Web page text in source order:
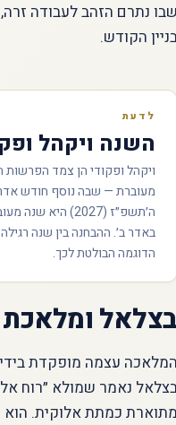
שבו נתרם הזהב לעבודה
הקודש.
לדעת
השנה ויקהל
ויקהל ופקודי הן צמד הפרשות
מעוברת — שבה נוסף חודש
ה׳תשפ״ז (2027)
באדר ב׳. ההבחנה בין שנה
הדוגמה הבולטת לכך.
בצלאל
המלאכה עצמה מופקדת
נאמר שמולא ״רוח
מתוארת כמתת אלוקית.